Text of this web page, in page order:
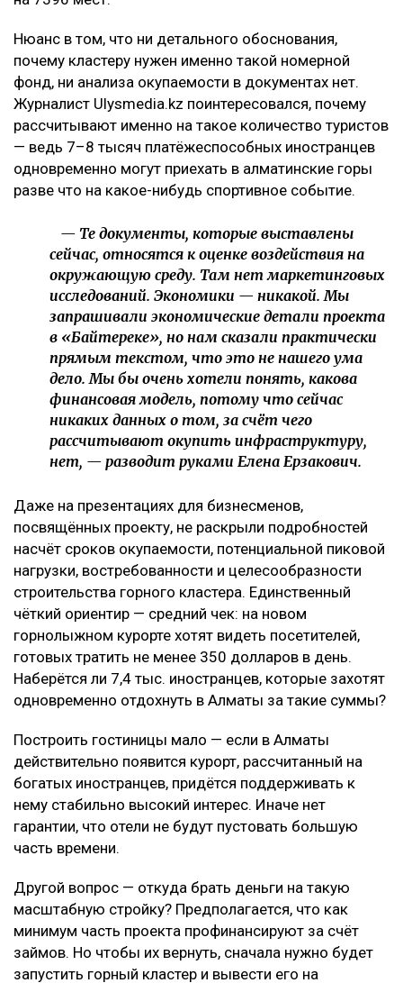
Нюанс в том, что ни детального обоснования,
почему кластеру нужен именно такой номерной
фонд, ни анализа окупаемости в документах нет.
Журналист Ulysmedia.kz поинтересовался, почему
рассчитывают именно на такое количество туристов
— ведь 7–8 тысяч платёжеспособных иностранцев
одновременно могут приехать в алматинские горы
разве что на какое-нибудь спортивное событие.
— Те документы, которые выставлены
сейчас, относятся к оценке воздействия на
окружающую среду. Там нет маркетинговых
исследований. Экономики — никакой. Мы
запрашивали экономические детали проекта
в «Байтереке», но нам сказали практически
прямым текстом, что это не нашего ума
дело. Мы бы очень хотели понять, какова
финансовая модель, потому что сейчас
никаких данных о том, за счёт чего
рассчитывают окупить инфраструктуру,
нет, — разводит руками Елена Ерзакович.
Даже на презентациях для бизнесменов,
посвящённых проекту, не раскрыли подробностей
насчёт сроков окупаемости, потенциальной пиковой
нагрузки, востребованности и целесообразности
строительства горного кластера. Единственный
чёткий ориентир — средний чек: на новом
горнолыжном курорте хотят видеть посетителей,
готовых тратить не менее 350 долларов в день.
Наберётся ли 7,4 тыс. иностранцев, которые захотят
одновременно отдохнуть в Алматы за такие суммы?
Построить гостиницы мало — если в Алматы
действительно появится курорт, рассчитанный на
богатых иностранцев, придётся поддерживать к
нему стабильно высокий интерес. Иначе нет
гарантии, что отели не будут пустовать большую
часть времени.
Другой вопрос — откуда брать деньги на такую
масштабную стройку? Предполагается, что как
минимум часть проекта профинансируют за счёт
займов. Но чтобы их вернуть, сначала нужно будет
запустить горный кластер и вывести его на